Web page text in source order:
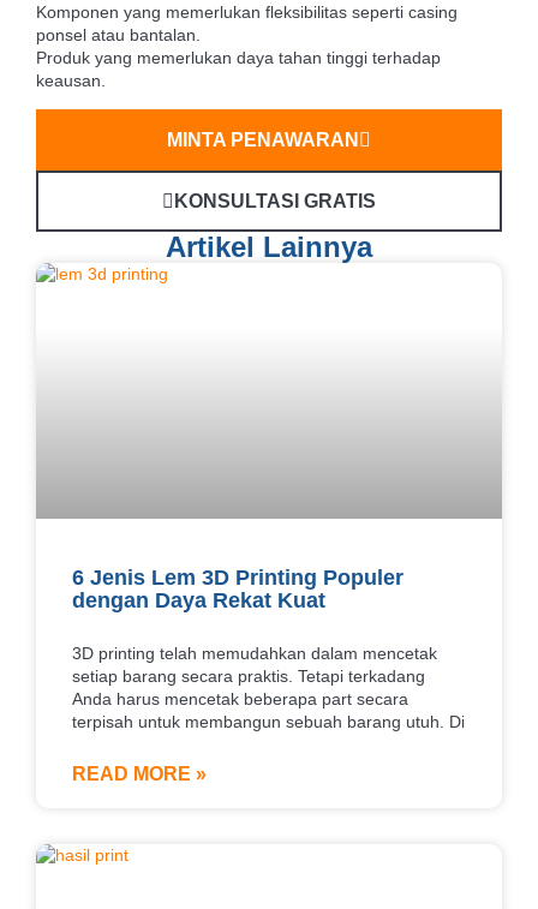
Komponen yang memerlukan fleksibilitas seperti casing
ponsel atau bantalan.
Produk yang memerlukan daya tahan tinggi terhadap
keausan.
MINTA PENAWARAN
KONSULTASI GRATIS
Artikel Lainnya
6 Jenis Lem 3D Printing Populer
dengan Daya Rekat Kuat
3D printing telah memudahkan dalam mencetak
setiap barang secara praktis. Tetapi terkadang
Anda harus mencetak beberapa part secara
terpisah untuk membangun sebuah barang utuh. Di
READ MORE »